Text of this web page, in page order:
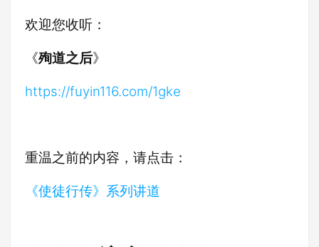
欢迎您收听：
《殉道之后》
https://fuyin116.com/1gke
重温之前的内容，请点击：
《使徒行传》系列讲道